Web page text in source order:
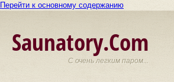
Перейти к основному содержанию
Saunatory.Com
С очень легким паром...